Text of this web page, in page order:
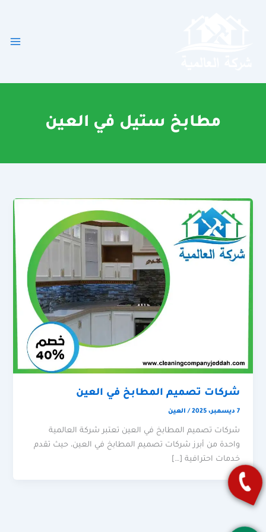
مطابخ ستيل في العين
شركات تصميم المطابخ في العين
7 ديسمبر، 2025 / العين
شركات تصميم المطابخ في العين تعتبر شركة العالمية
واحدة من أبرز شركات تصميم المطابخ في العين، حيث تقدم
خدمات احترافية […]